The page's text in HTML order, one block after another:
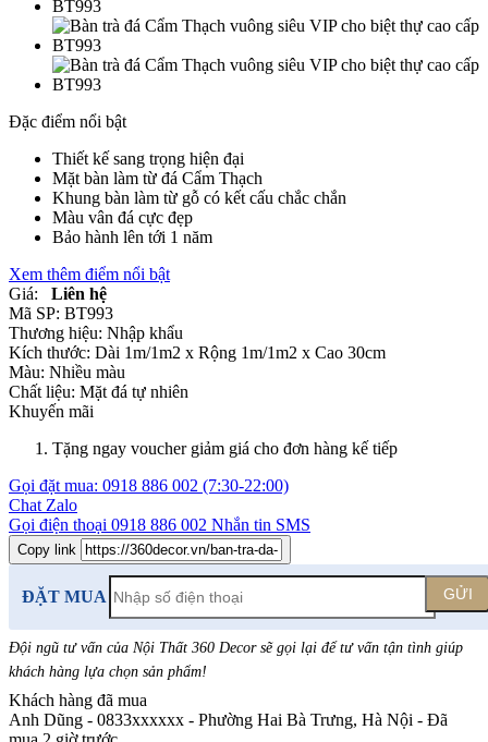
Đặc điểm nổi bật
Thiết kế sang trọng hiện đại
Mặt bàn làm từ đá Cẩm Thạch
Khung bàn làm từ gỗ có kết cấu chắc chắn
Màu vân đá cực đẹp
Bảo hành lên tới 1 năm
Xem thêm điểm nổi bật
Giá:
Liên hệ
Mã SP: BT993
Thương hiệu: Nhập khẩu
Kích thước: Dài 1m/1m2 x Rộng 1m/1m2 x Cao 30cm
Màu: Nhiều màu
Chất liệu: Mặt đá tự nhiên
Khuyến mãi
Tặng ngay voucher giảm giá cho đơn hàng kế tiếp
Gọi đặt mua: 0918 886 002 (7:30-22:00)
Chat Zalo
Gọi điện thoại 0918 886 002 Nhắn tin SMS
Copy link
ĐẶT MUA GỬI
Đội ngũ tư vấn của Nội Thất 360 Decor sẽ gọi lại để tư vấn tận tình giúp
khách hàng lựa chọn sản phẩm!
Khách hàng đã mua
Anh Dũng - 0833xxxxxx - Phường Hai Bà Trưng, Hà Nội - Đã